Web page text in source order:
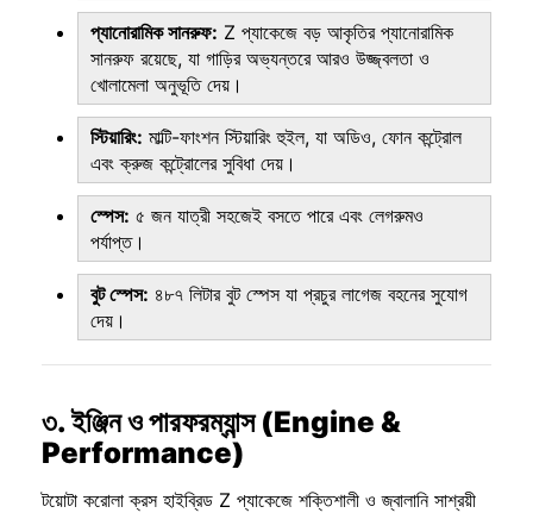
প্যানোরামিক সানরুফ: Z প্যাকেজে বড় আকৃতির প্যানোরামিক
সানরুফ রয়েছে, যা গাড়ির অভ্যন্তরে আরও উজ্জ্বলতা ও
খোলামেলা অনুভূতি দেয়।
স্টিয়ারিং: মাল্টি-ফাংশন স্টিয়ারিং হুইল, যা অডিও, ফোন কন্ট্রোল
এবং ক্রুজ কন্ট্রোলের সুবিধা দেয়।
স্পেস: ৫ জন যাত্রী সহজেই বসতে পারে এবং লেগরুমও
পর্যাপ্ত।
বুট স্পেস: ৪৮৭ লিটার বুট স্পেস যা প্রচুর লাগেজ বহনের সুযোগ
দেয়।
৩. ইঞ্জিন ও পারফরম্যান্স (Engine &
Performance)
টয়োটা করোলা ক্রস হাইব্রিড Z প্যাকেজে শক্তিশালী ও জ্বালানি সাশ্রয়ী